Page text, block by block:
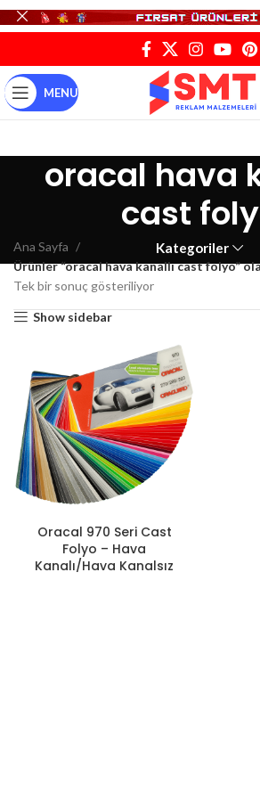
MENU
oracal hava
cast
Kategoriler
Ana Sayfa
Ürünler “oracal hava kanallı cast folyo”
Tek bir sonuç gösteriliyor
Show sidebar
Oracal 970 Seri Cast
Folyo – Hava
Kanalı/Hava Kanalsız